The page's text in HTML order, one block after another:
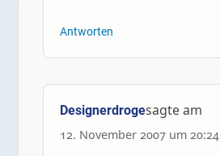
Antworten
Designerdrogesagte am
12. November 2007 um 20:24